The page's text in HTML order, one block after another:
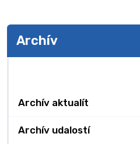
Archív
Archív aktualít
Archív udalostí